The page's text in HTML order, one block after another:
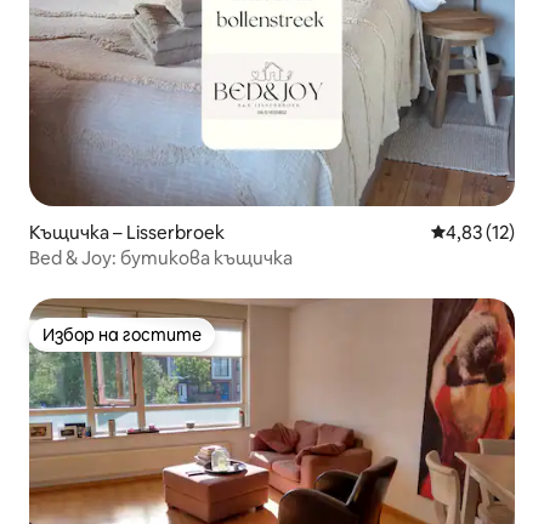
Къщичка – Lisserbroek Средна
4,83 (12)
Bed & Joy: бутикова къщичка
Избор на гостите
Избор на гостите